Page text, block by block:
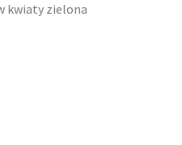
kwiaty zielona